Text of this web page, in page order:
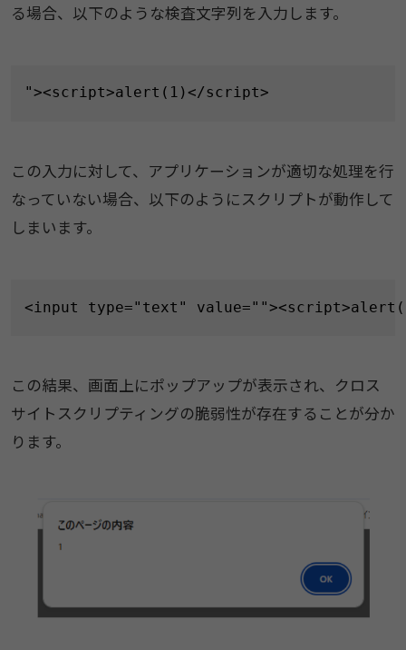
る場合、以下のような検査文字列を入力します。
"><script>alert(1)</script>
この入力に対して、アプリケーションが適切な処理を行
なっていない場合、以下のようにスクリプトが動作して
しまいます。
<input type="text"
この結果、画面上にポップアップが表示され、クロス
サイトスクリプティングの脆弱性が存在することが分か
ります。